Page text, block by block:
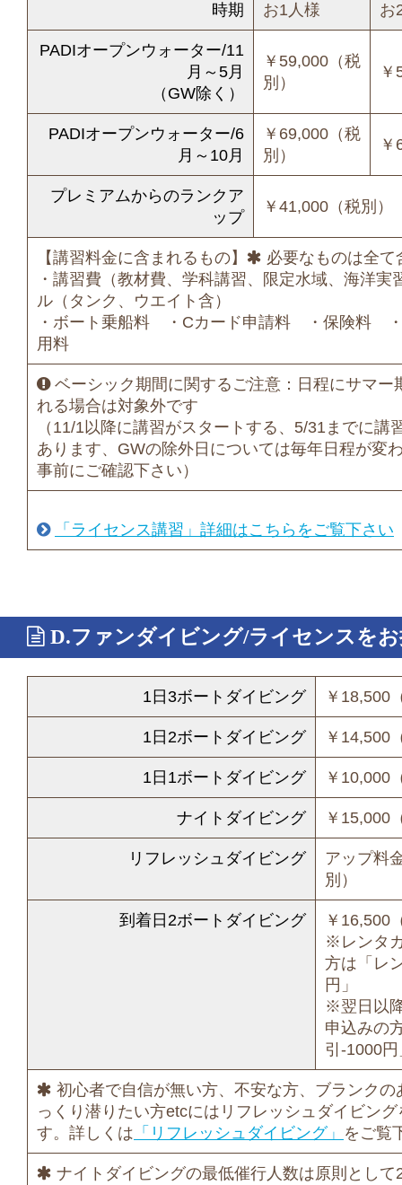
時期 お1人様 お
PADIオープンウォーター/11
月～5月
（GW除く）
￥59,000（税
別）
￥
PADIオープンウォーター/6
月～10月
￥69,000（税
別）
￥
プレミアムからのランクア
ップ
￥41,000（税別）
【講習料金に含まれるもの】
必要なものは全て
・講習費（教材費、学科講習、限定水域、海洋
ル（タンク、ウエイト含）
・ボート乗船料 ・Cカード申請料 ・保険料
用料
ベーシック期間に関するご注意：日程にサマー
れる場合は対象外です
（11/1以降に講習がスタートする、5/31までに講
あります、GWの除外日については毎年日程が変
事前にご確認下さい）
「ライセンス講習」詳細はこちらをご覧下さい
D.ファンダイビング/ライセンスを
1日3ボートダイビング ￥18,500
1日2ボートダイビング ￥14,500
1日1ボートダイビング ￥10,000
ナイトダイビング ￥15,000
リフレッシュダイビング
アップ料
別）
到着日2ボートダイビング
￥16,500
※レンタ
方は「レ
円」
※翌日以
申込みの
引-1000円
初心者で自信が無い方、不安な方、ブランクの
っくり潜りたい方etcにはリフレッシュダイビン
す。詳しくは 「リフレッシュダイビング」 をご覧
ナイトダイビングの最低催行人数は原則として